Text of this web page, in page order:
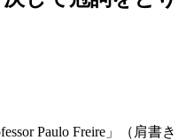
Paulo Freire」（肩書き